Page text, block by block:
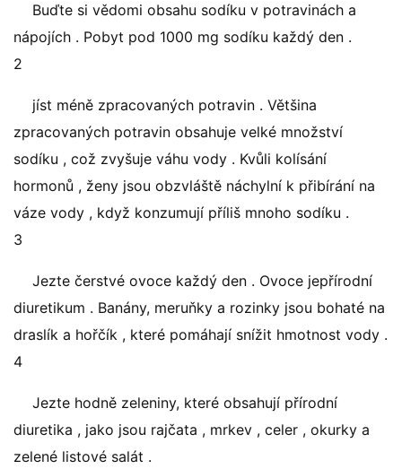
Buďte si vědomi obsahu sodíku v potravinách a
nápojích . Pobyt pod 1000 mg sodíku každý den .
2
jíst méně zpracovaných potravin . Většina
zpracovaných potravin obsahuje velké množství
sodíku , což zvyšuje váhu vody . Kvůli kolísání
hormonů , ženy jsou obzvláště náchylní k přibírání na
váze vody , když konzumují příliš mnoho sodíku .
3
Jezte čerstvé ovoce každý den . Ovoce jepřírodní
diuretikum . Banány, meruňky a rozinky jsou bohaté na
draslík a hořčík , které pomáhají snížit hmotnost vody .
4
Jezte hodně zeleniny, které obsahují přírodní
diuretika , jako jsou rajčata , mrkev , celer , okurky a
zelené listové salát .